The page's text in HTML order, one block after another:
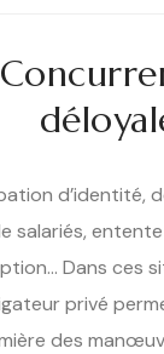
d’identité,
salariés, entente
Dans ces
privé
des